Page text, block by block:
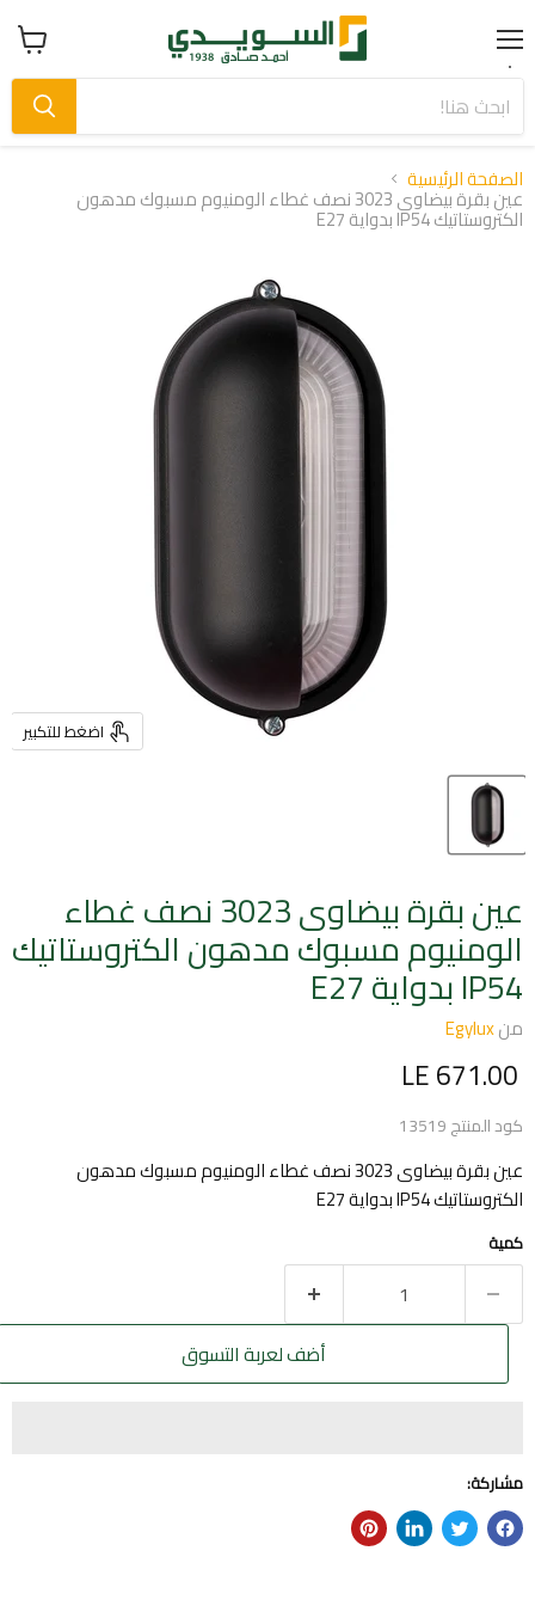
Menu عرض
سلة
الصفحة الرئيسية
عين بقرة بيضاوى 3023 نصف غطاء الومنيوم مسبوك مدهون
الكتروستاتيك IP54 بدواية E27
اضغط للتكبير
عين بقرة بيضاوى 3023 نصف غطاء
الومنيوم مسبوك مدهون الكتروستاتيك
IP54 بدواية E27
منEgylux
السعر الحالي
LE 671.00
كود المنتج13519
عين بقرة بيضاوى 3023 نصف غطاء الومنيوم مسبوك مدهون
الكتروستاتيك IP54 بدواية E27
كمية
أضف لعربة التسوق
مشاركة: